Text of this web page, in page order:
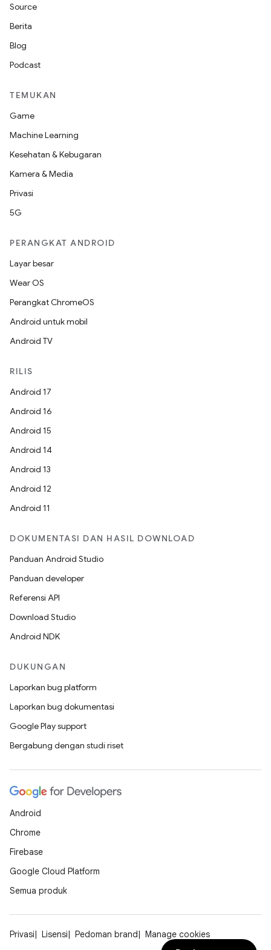
Source
Berita
Blog
Podcast
TEMUKAN
Game
Machine Learning
Kesehatan & Kebugaran
Kamera & Media
Privasi
5G
PERANGKAT ANDROID
Layar besar
Wear OS
Perangkat ChromeOS
Android untuk mobil
Android TV
RILIS
Android 17
Android 16
Android 15
Android 14
Android 13
Android 12
Android 11
DOKUMENTASI DAN HASIL DOWNLOAD
Panduan Android Studio
Panduan developer
Referensi API
Download Studio
Android NDK
DUKUNGAN
Laporkan bug platform
Laporkan bug dokumentasi
Google Play support
Bergabung dengan studi riset
Android
Chrome
Firebase
Google Cloud Platform
Semua produk
Privasi Lisensi Pedoman brand
Manage cookies